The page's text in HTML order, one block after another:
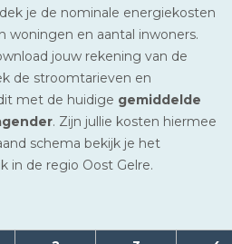
je de nominale energiekosten
woningen en aantal inwoners.
jouw rekening van de
de stroomtarieven en
met de huidige gemiddelde
. Zijn jullie kosten hiermee
schema bekijk je het
in de regio Oost Gelre.